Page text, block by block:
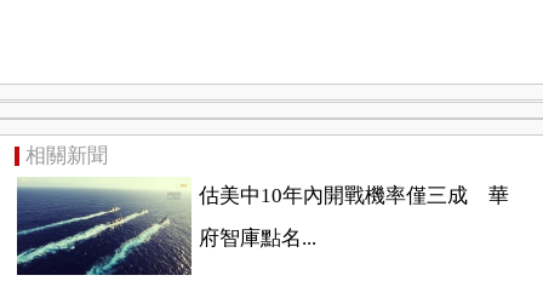
相關新聞
估美中10年內開戰機率僅三成 華
府智庫點名...